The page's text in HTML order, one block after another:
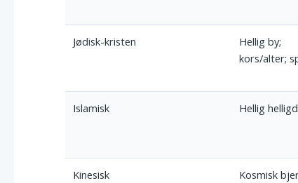
Jødisk-kristen
Hellig by;
kors/alter;
Islamisk Hellig
Kinesisk
Kosmisk